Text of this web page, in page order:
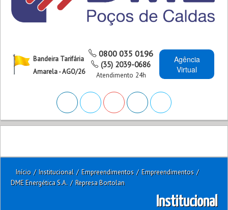
Bandeira Tarifária
Amarela - AGO/26
0800 035 0196
(35) 2039-0686
Atendimento 24h
Agência
Virtual
Início / Institucional / Empreendimentos / Empreendimentos /
DME Energética S.A. / Represa Bortolan
Institucional